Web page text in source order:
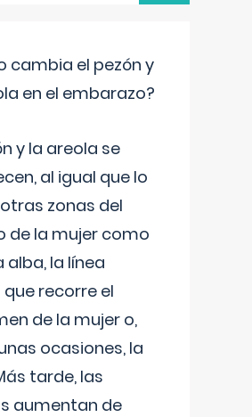
cambia el pezón y
en el embarazo?
y la areola se
al igual que lo
zonas del
de la mujer como
alba, la línea
recorre el
de la mujer o,
ocasiones, la
tarde, las
aumentan de